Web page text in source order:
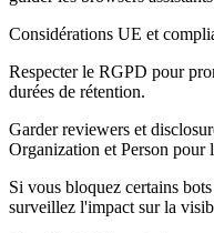
Considérations UE et
Respecter le RGPD pour
durées de rétention.
Garder reviewers et
Organization et Person pour
Si vous bloquez certains
surveillez l'impact sur la